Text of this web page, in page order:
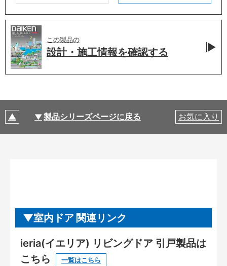
この製品の
設計・施工情報を確認する
製品シリーズページに戻る お気に入り
室内ドア 関連リンク
ieria(イエリア) リビングドア 引戸製品は
こちら
一覧はこちら